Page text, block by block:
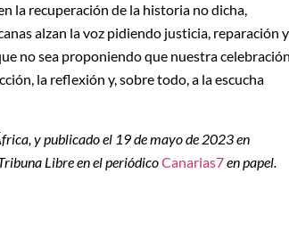
la recuperación de la historia no dicha,
alzan la voz pidiendo justicia, reparación y
no sea proponiendo que nuestra
la reflexión y, sobre todo, a la escucha
y publicado el 19 de mayo de 2023 en
Libre en el periódicoCanarias7en papel.